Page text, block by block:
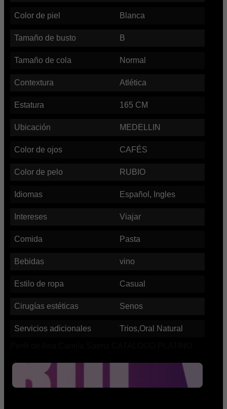
Color de piel Blanca
Tamaño de busto B
Tamaño de cola Normal
Contextura Atlética
Estatura 165 CM
Ubicación MEDELLIN
Color de ojos CAFÉS
Color de pelo RUBIO
Idiomas Español, Ingles
Intereses Viajar
Comida Pasta
Bebidas vino
Estilo de ropa Casual
Cirugías estéticas Senos
Servicios adicionales Trios,Oral Natural